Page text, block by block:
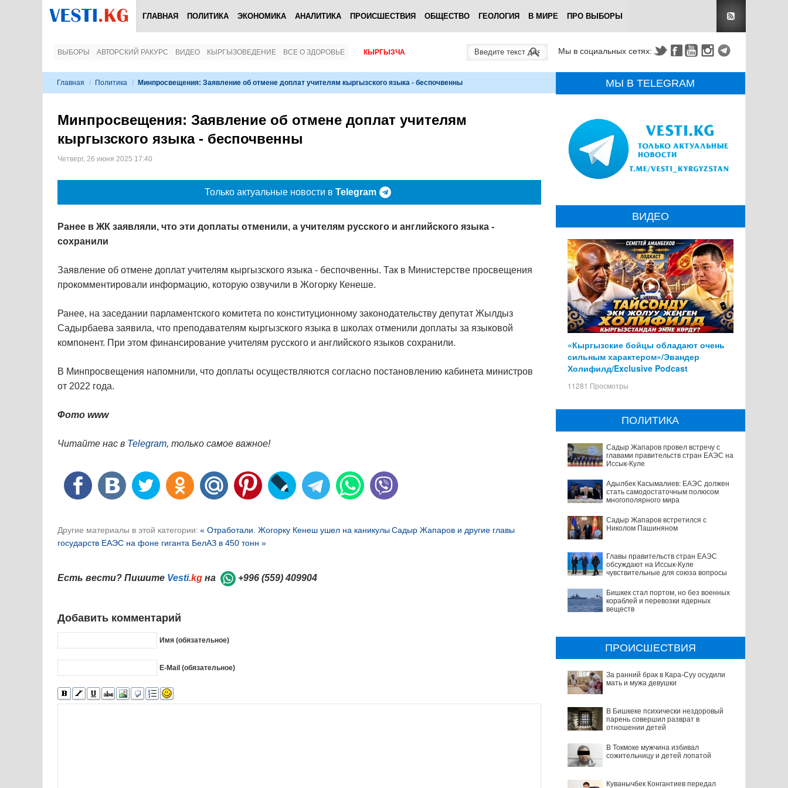
ГЛАВНАЯ ПОЛИТИКА ЭКОНОМИКА АНАЛИТИКА ПРОИСШЕСТВИЯ ОБЩЕСТВО ГЕОЛОГИЯ В МИРЕ ПРО ВЫБОРЫ
ВЫБОРЫ АВТОРСКИЙ РАКУРС ВИДЕО КЫРГЫЗОВЕДЕНИЕ ВСЕ О ЗДОРОВЬЕ КЫРГЫЗЧА Мы в социальных сетях:
Главная / Политика / Минпросвещения: Заявление об отмене доплат учителям кыргызского языка - беспочвенны
Минпросвещения: Заявление об отмене доплат учителям
кыргызского языка - беспочвенны
Четверг, 26 июня 2025 17:40
Только актуальные новости в Telegram
Ранее в ЖК заявляли, что эти доплаты отменили, а учителям русского и английского языка -
сохранили
Заявление об отмене доплат учителям кыргызского языка - беспочвенны. Так в Министерстве просвещения
прокомментировали информацию, которую озвучили в Жогорку Кенеше.
Ранее, на заседании парламентского комитета по конституционному законодательству депутат Жылдыз
Садырбаева заявила, что преподавателям кыргызского языка в школах отменили доплаты за языковой
компонент. При этом финансирование учителям русского и английского языков сохранили.
В Минпросвещения напомнили, что доплаты осуществляются согласно постановлению кабинета министров
от 2022 года.
Фото www
Читайте нас в Telegram, только самое важное!
Другие материалы в этой категории: « Отработали. Жогорку Кенеш ушел на каникулыСадыр Жапаров и другие главы
государств ЕАЭС на фоне гиганта БелАЗ в 450 тонн »
Есть вести? Пишите Vesti.kg на +996 (559) 409904
Добавить комментарий
Имя (обязательное)
E-Mail (обязательное)
МЫ В TELEGRAM
ВИДЕО
«Кыргызские бойцы обладают очень
сильным характером»/Эвандер
Холифилд/Exclusive Podcast
11281 Просмотры
ПОЛИТИКА
Садыр Жапаров провел встречу с
главами правительств стран ЕАЭС на
Иссык-Куле
Адылбек Касымалиев: ЕАЭС должен
стать самодостаточным полюсом
многополярного мира
Садыр Жапаров встретился с
Николом Пашиняном
Главы правительств стран ЕАЭС
обсуждают на Иссык-Куле
чувствительные для союза вопросы
Бишкек стал портом, но без военных
кораблей и перевозки ядерных
веществ
ПРОИСШЕСТВИЯ
За ранний брак в Кара-Суу осудили
мать и мужа девушки
В Бишкеке психически нездоровый
парень совершил разврат в
отношении детей
В Токмоке мужчина избивал
сожительницу и детей лопатой
Куванычбек Конгантиев передал